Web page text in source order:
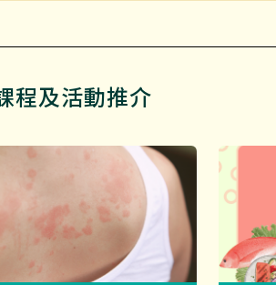
程及活動推介